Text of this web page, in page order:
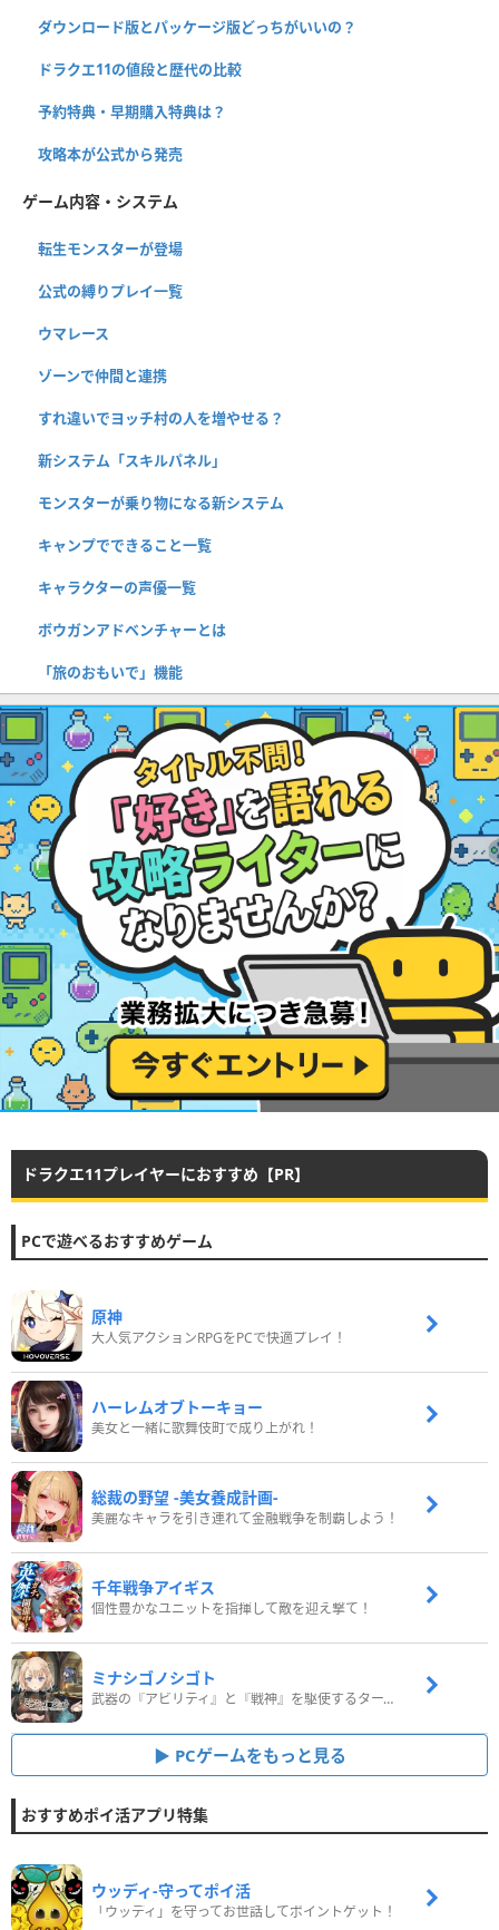
ダウンロード版とパッケージ版どっちがいいの？
ドラクエ11の値段と歴代の比較
予約特典・早期購入特典は？
攻略本が公式から発売
ゲーム内容・システム
転生モンスターが登場
公式の縛りプレイ一覧
ウマレース
ゾーンで仲間と連携
すれ違いでヨッチ村の人を増やせる？
新システム「スキルパネル」
モンスターが乗り物になる新システム
キャンプでできること一覧
キャラクターの声優一覧
ボウガンアドベンチャーとは
「旅のおもいで」機能
ドラクエ11プレイヤーにおすすめ【PR】
PCで遊べるおすすめゲーム
原神
大人気アクションRPGをPCで快適プレイ！
ハーレムオブトーキョー
美女と一緒に歌舞伎町で成り上がれ！
総裁の野望 -美女養成計画-
美麗なキャラを引き連れて金融戦争を制覇しよう！
千年戦争アイギス
個性豊かなユニットを指揮して敵を迎え撃て！
ミナシゴノシゴト
武器の『アビリティ』と『戦神』を駆使するターン制コマンドバトルRPG！
PCゲームをもっと見る
おすすめポイ活アプリ特集
ウッディ‐守ってポイ活
「ウッディ」を守ってお世話してポイントゲット！